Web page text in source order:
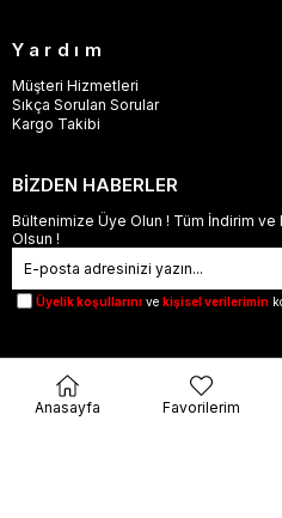
Yardım
Müşteri Hizmetleri
Sıkça Sorulan Sorular
Kargo Takibi
BİZDEN HABERLER
Bültenimize Üye Olun ! Tüm İndirim ve
Olsun !
Üyelik koşullarını ve kişisel verilerimin
© 2023 orjinalbu.com
Anasayfa Favorilerim